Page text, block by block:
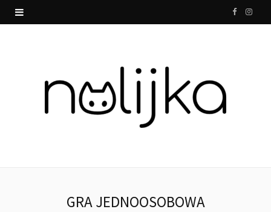
F I
GRA JEDNOOSOBOWA